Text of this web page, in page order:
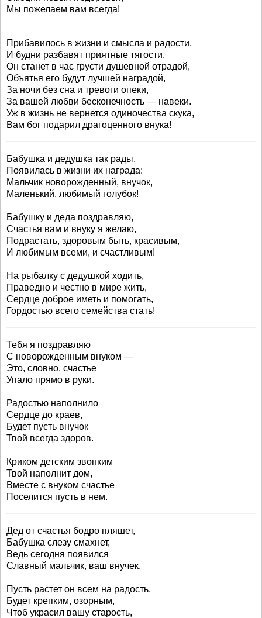
Мы пожелаем вам всегда!
Прибавилось в жизни и смысла и радости,
И будни разбавят приятные тягости.
Он станет в час грусти душевной отрадой,
Объятья его будут лучшей наградой,
За ночи без сна и тревоги опеки,
За вашей любви бесконечность — навеки.
Уж в жизнь не вернется одиночества скука,
Вам бог подарил драгоценного внука!
Бабушка и дедушка так рады,
Появилась в жизни их награда:
Мальчик новорожденный, внучок,
Маленький, любимый голубок!
Бабушку и деда поздравляю,
Счастья вам и внуку я желаю,
Подрастать, здоровым быть, красивым,
И любимым всеми, и счастливым!
На рыбалку с дедушкой ходить,
Праведно и честно в мире жить,
Сердце доброе иметь и помогать,
Гордостью всего семейства стать!
Тебя я поздравляю
С новорожденным внуком —
Это, словно, счастье
Упало прямо в руки.
Радостью наполнило
Сердце до краев,
Будет пусть внучок
Твой всегда здоров.
Криком детским звонким
Твой наполнит дом,
Вместе с внуком счастье
Поселится пусть в нем.
Дед от счастья бодро пляшет,
Бабушка слезу смахнет,
Ведь сегодня появился
Славный мальчик, ваш внучек.
Пусть растет он всем на радость,
Будет крепким, озорным,
Чтоб украсил вашу старость,